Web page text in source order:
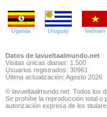
Uganda Uruguay Vietnam
Datos de lavueltaalmundo.net
Visitas únicas diarias: 1.500
Usuarios registrados: 30961
Última actualización: Agosto 2026
© lavueltaalmundo.net. Todos los
Se prohíbe la reproducción total o
autorización expresa de los